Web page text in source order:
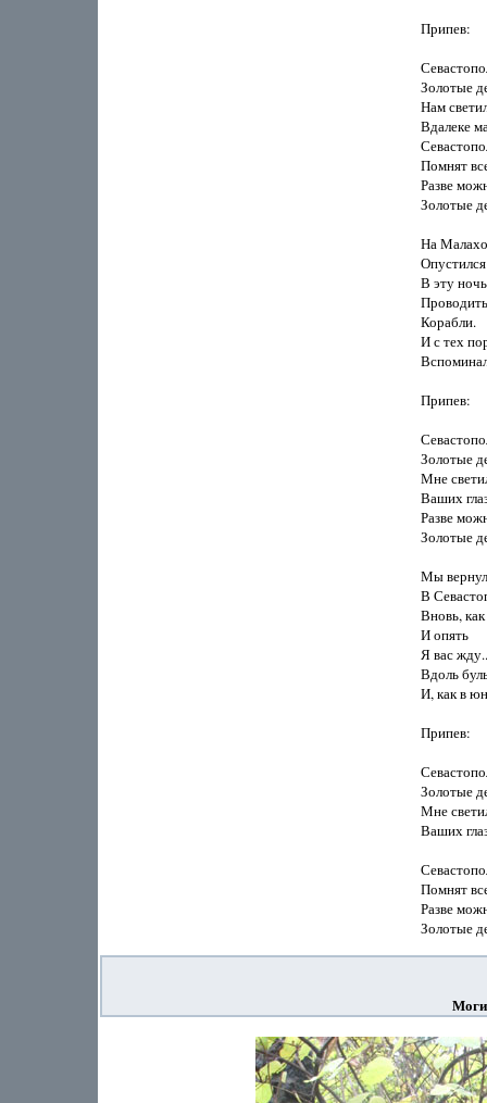
Припев:
Золотые
Нам
Вдалеке
Помнят
Разве
Золотые
На
В эту
Проводить
Корабли.
И с тех
Припев:
Золотые
Мне
Ваших
Разве
Золотые
Мы
В
Вновь,
И опять
Я вас
Вдоль
И, как в
Припев:
Золотые
Мне
Ваших
Помнят
Разве